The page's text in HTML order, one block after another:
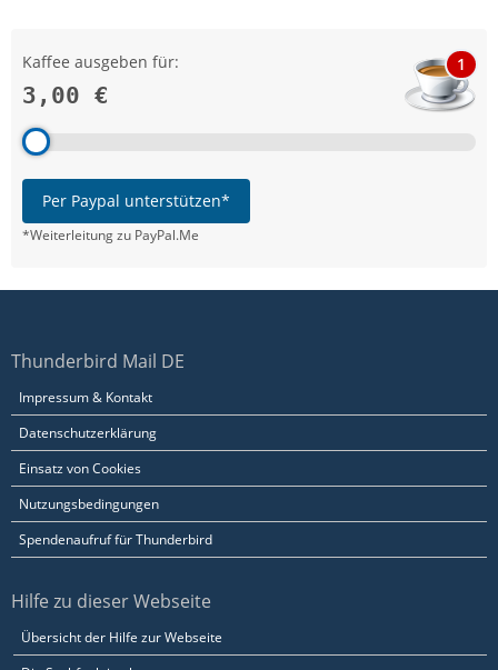
Kaffee ausgeben für:
3,00 €
1
Per Paypal unterstützen*
*Weiterleitung zu PayPal.Me
Thunderbird Mail DE
Impressum & Kontakt
Datenschutzerklärung
Einsatz von Cookies
Nutzungsbedingungen
Spendenaufruf für Thunderbird
Hilfe zu dieser Webseite
Übersicht der Hilfe zur Webseite